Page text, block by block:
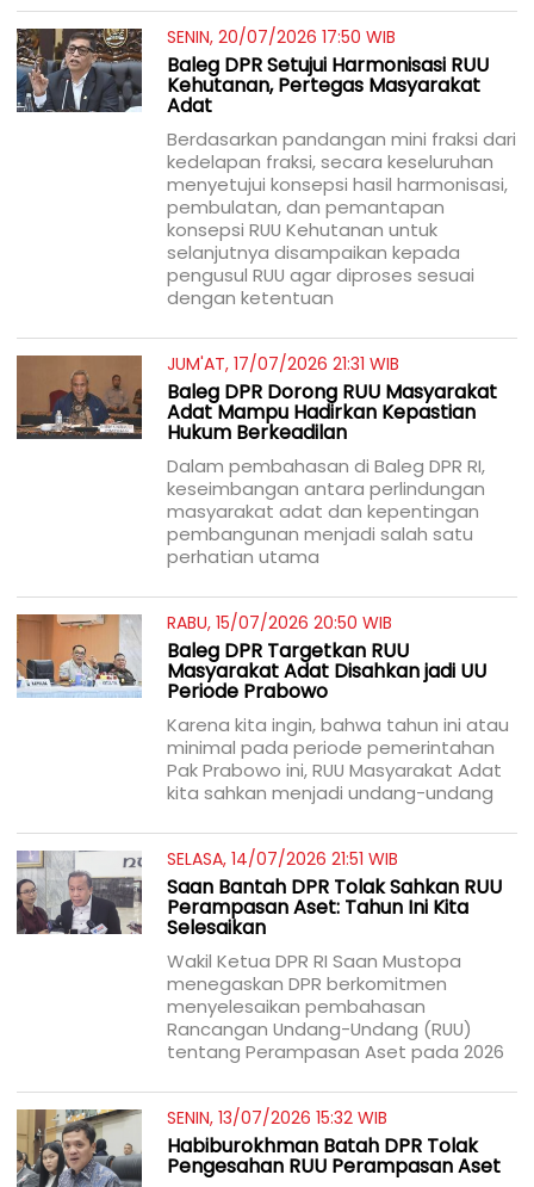
SENIN, 20/07/2026 17:50 WIB
Baleg DPR Setujui Harmonisasi RUU
Kehutanan, Pertegas Masyarakat
Adat
Berdasarkan pandangan mini fraksi dari
kedelapan fraksi, secara keseluruhan
menyetujui konsepsi hasil harmonisasi,
pembulatan, dan pemantapan
konsepsi RUU Kehutanan untuk
selanjutnya disampaikan kepada
pengusul RUU agar diproses sesuai
dengan ketentuan
JUM'AT, 17/07/2026 21:31 WIB
Baleg DPR Dorong RUU Masyarakat
Adat Mampu Hadirkan Kepastian
Hukum Berkeadilan
Dalam pembahasan di Baleg DPR RI,
keseimbangan antara perlindungan
masyarakat adat dan kepentingan
pembangunan menjadi salah satu
perhatian utama
RABU, 15/07/2026 20:50 WIB
Baleg DPR Targetkan RUU
Masyarakat Adat Disahkan jadi UU
Periode Prabowo
Karena kita ingin, bahwa tahun ini atau
minimal pada periode pemerintahan
Pak Prabowo ini, RUU Masyarakat Adat
kita sahkan menjadi undang-undang
SELASA, 14/07/2026 21:51 WIB
Saan Bantah DPR Tolak Sahkan RUU
Perampasan Aset: Tahun Ini Kita
Selesaikan
Wakil Ketua DPR RI Saan Mustopa
menegaskan DPR berkomitmen
menyelesaikan pembahasan
Rancangan Undang-Undang (RUU)
tentang Perampasan Aset pada 2026
SENIN, 13/07/2026 15:32 WIB
Habiburokhman Batah DPR Tolak
Pengesahan RUU Perampasan Aset